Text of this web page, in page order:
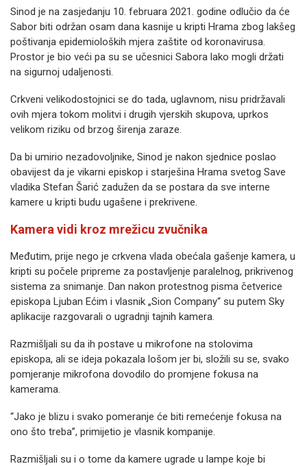
Sinod je na zasjedanju 10. februara 2021. godine odlučio da će
Sabor biti održan osam dana kasnije u kripti Hrama zbog lakšeg
poštivanja epidemioloških mjera zaštite od koronavirusa.
Prostor je bio veći pa su se učesnici Sabora lako mogli držati
na sigurnoj udaljenosti.
Crkveni velikodostojnici se do tada, uglavnom, nisu pridržavali
ovih mjera tokom molitvi i drugih vjerskih skupova, uprkos
velikom riziku od brzog širenja zaraze.
Da bi umirio nezadovoljnike, Sinod je nakon sjednice poslao
obavijest da je vikarni episkop i starješina Hrama svetog Save
vladika Stefan Šarić zadužen da se postara da sve interne
kamere u kripti budu ugašene i prekrivene.
Kamera vidi kroz mrežicu zvučnika
Međutim, prije nego je crkvena vlada obećala gašenje kamera, u
kripti su počele pripreme za postavljenje paralelnog, prikrivenog
sistema za snimanje. Dan nakon protestnog pisma četverice
episkopa Ljuban Ećim i vlasnik „Sion Company“ su putem Sky
aplikacije razgovarali o ugradnji tajnih kamera.
Razmišljali su da ih postave u mikrofone na stolovima
episkopa, ali se ideja pokazala lošom jer bi, složili su se, svako
pomjeranje mikrofona dovodilo do promjene fokusa na
kamerama.
“Jako je blizu i svako pomeranje će biti remećenje fokusa na
ono što treba”, primijetio je vlasnik kompanije.
Razmišljali su i o tome da kamere ugrade u lampe koje bi